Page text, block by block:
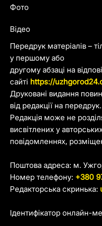
Передрук матеріалів –
у першому або
другому абзаці на
сайті https://
Друковані видання
від редакції на передрук.
Редакція може не
висвітлених у
повідомленнях,
Поштова адреса: м.
Номер телефону: +380
Редакторська скринька:
Ідентифікатор онлайн-
Фото
Відео